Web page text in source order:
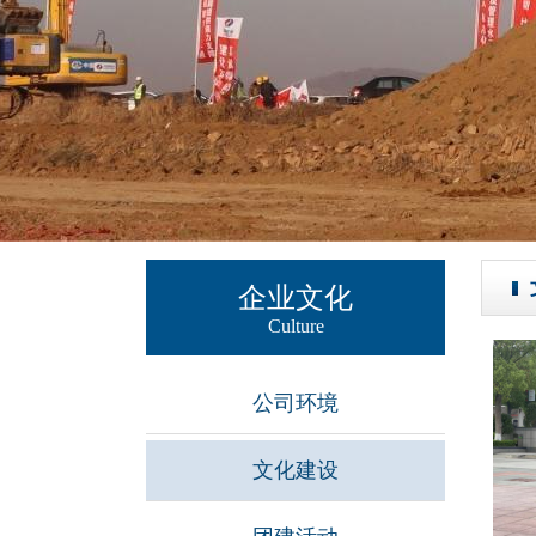
企业文化
Culture
公司环境
文化建设